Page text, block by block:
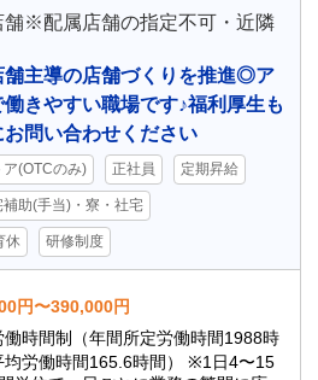
舗※配属店舗の指定不可・近隣
舗主導の店舗づくりを推進◎ア
きやすい職場です♪福利厚生も
問い合わせください
ア(OTCのみ) 正社員 定期昇給
補助(手当)・寮・社宅
休 研修制度
円〜390,000円
働時間制（年間所定労働時間1988時
均労働時間165.6時間） ※1日4〜15